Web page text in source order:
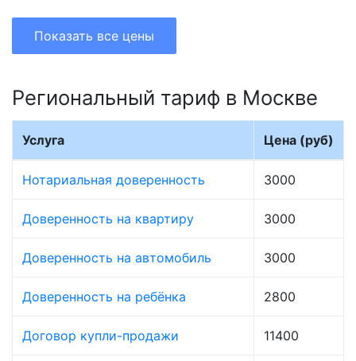
Показать все цены
Региональный тариф в Москве
Услуга Цена (руб)
Нотариальная доверенность 3000
Доверенность на квартиру 3000
Доверенность на автомобиль 3000
Доверенность на ребёнка 2800
Договор купли-продажи 11400